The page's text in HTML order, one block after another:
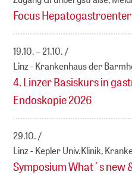
Focus
19.10. – 21.10.
Linz - Krankenhaus der
4. Linzer Basiskurs in
Endoskopie 2026
29.10.
Linz - Kepler Univ.Klinik,
Symposium What´s new